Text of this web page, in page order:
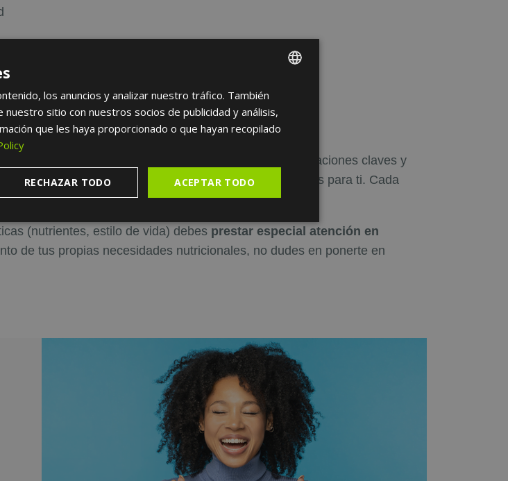
que contiene conclusiones importantes, recomendaciones claves y
rápida y fácilmente
en los factores que son importantes para ti. Cada
de los resultados.
(nutrientes, estilo de vida) debes prestar especial atención en
de tus propias necesidades nutricionales, no dudes en ponerte en
ENGLISH
FRENCH
los anuncios y analizar nuestro tráfico. También
sitio con nuestros socios de publicidad y análisis,
que les haya proporcionado o que hayan recopilado
ACEPTAR TODO
RECHAZAR TODO